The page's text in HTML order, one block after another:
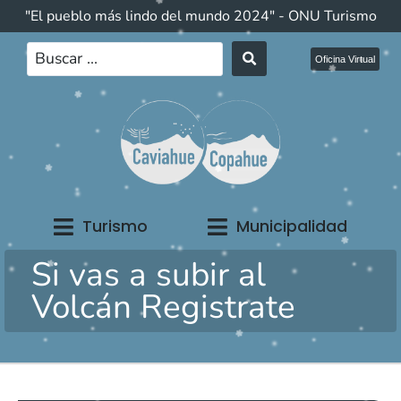
"El pueblo más lindo del mundo 2024" - ONU Turismo
Oficina Virtual
Turismo Municipalidad
Si vas a subir al
Volcán Registrate